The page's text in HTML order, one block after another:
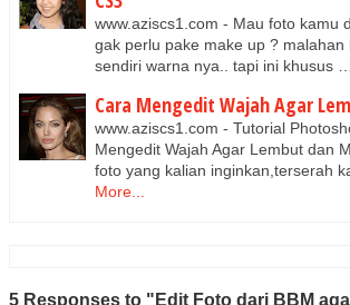
www.aziscs1.com - Mau foto kamu
gak perlu pake make up ? malahan
sendiri warna nya.. tapi ini khusus …
Cara Mengedit Wajah Agar
www.aziscs1.com - Tutorial
Mengedit Wajah Agar Lembut dan
foto yang kalian inginkan,terserah
More...
5 Responses to "Edit Foto dari BBM